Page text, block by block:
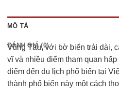
MÔ TẢ
ĐÁNH GIÁ (0)
Vũng Tàu, với bờ biển trải dài,
vĩ và nhiều điểm tham quan
điểm đến du lịch phổ biến tại
thành phố biển này một cách